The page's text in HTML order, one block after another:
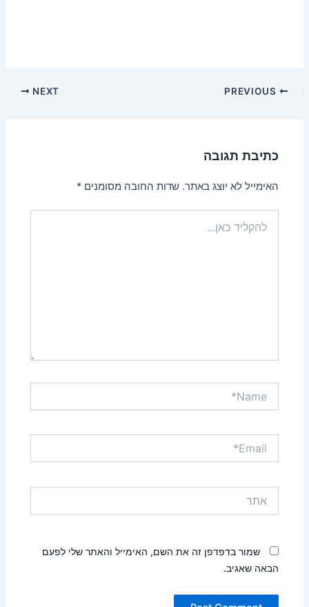
NEXT
כתיבת תגובה
האימייל לא יוצג באתר. שדות החובה מסומנים*
כאן...
שמור בדפדפן זה את השם, האימייל והאתר שלי לפעם
הבאה שאגיב.